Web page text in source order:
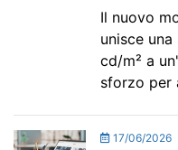
Il nuovo
unisce
cd/m² a
sforzo per
17/06/2026